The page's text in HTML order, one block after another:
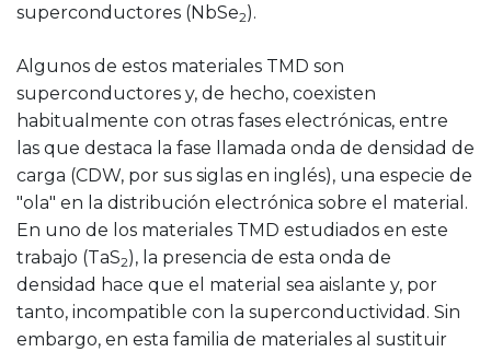
superconductores (NbSe2).
Algunos de estos materiales TMD son
superconductores y, de hecho, coexisten
habitualmente con otras fases electrónicas, entre
las que destaca la fase llamada onda de densidad de
carga (CDW, por sus siglas en inglés), una especie de
"ola" en la distribución electrónica sobre el material.
En uno de los materiales TMD estudiados en este
trabajo (TaS2), la presencia de esta onda de
densidad hace que el material sea aislante y, por
tanto, incompatible con la superconductividad. Sin
embargo, en esta familia de materiales al sustituir